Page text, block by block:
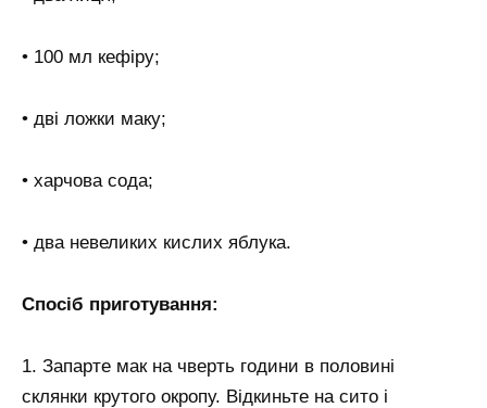
• 100 мл кефіру;
• дві ложки маку;
• харчова сода;
• два невеликих кислих яблука.
Спосіб приготування:
1. Запарте мак на чверть години в половині
склянки крутого окропу. Відкиньте на сито і